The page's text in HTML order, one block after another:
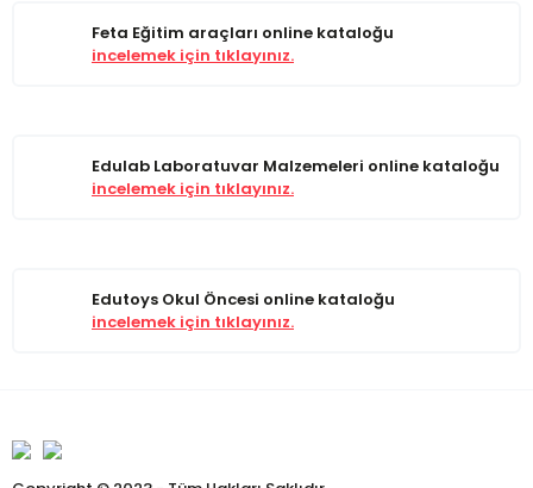
Feta Eğitim araçları online kataloğu
incelemek için tıklayınız.
Edulab Laboratuvar Malzemeleri online kataloğu
incelemek için tıklayınız.
Edutoys Okul Öncesi online kataloğu
incelemek için tıklayınız.